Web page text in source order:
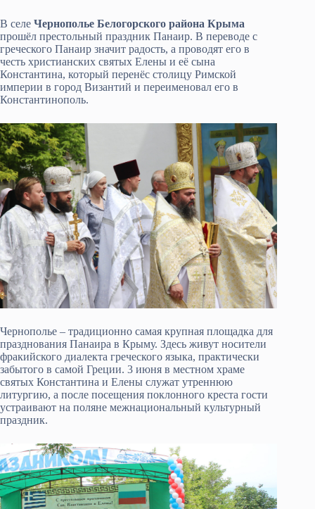
В селе Чернополье Белогорского района Крыма
прошёл престольный праздник Панаир. В переводе с
греческого Панаир значит радость, а проводят его в
честь христианских святых Елены и её сына
Константина, который перенёс столицу Римской
империи в город Византий и переименовал его в
Константинополь.
Чернополье – традиционно самая крупная площадка для
празднования Панаира в Крыму. Здесь живут носители
фракийского диалекта греческого языка, практически
забытого в самой Греции. 3 июня в местном храме
святых Константина и Елены служат утреннюю
литургию, а после посещения поклонного креста гости
устраивают на поляне межнациональный культурный
праздник.